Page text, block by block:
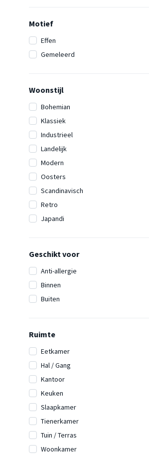
Motief
Effen
Gemeleerd
Woonstijl
Bohemian
Klassiek
Industrieel
Landelijk
Modern
Oosters
Scandinavisch
Retro
Japandi
Geschikt voor
Anti-allergie
Binnen
Buiten
Ruimte
Eetkamer
Hal / Gang
Kantoor
Keuken
Slaapkamer
Tienerkamer
Tuin / Terras
Woonkamer